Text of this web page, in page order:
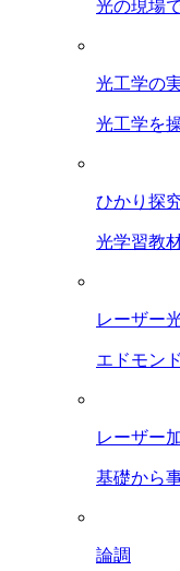
光の現場
光工学の
光工学を
ひかり探
光学習教
レーザー
エドモン
レーザー
基礎から
論調